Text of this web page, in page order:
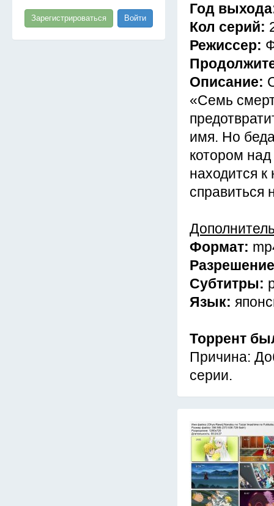
Зарегистрироваться Войти
Год
Кол серий:
Режиссер:
Описание:
«Семь
имя. Но
котором
находится
справиться
Формат:
Субтитры:
Язык:
Торрент
Причина:
серии.